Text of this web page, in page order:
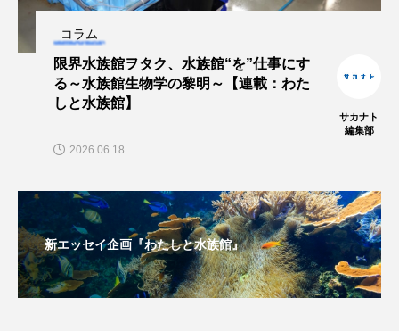
渋川マリン水族館 渓流 湖 湿地
漁港 漫画 灯台
無脊椎動物
田んぼ 甲殻類 発酵食品
白身魚 相模川 磯 磯焼け
コラム
限界水族館ヲタク、水族館“を”仕事にす
る～水族館生物学の黎明～【連載：わた
しと水族館】
サカナト
編集部
2026.06.18
新エッセイ企画『わたしと水族館』